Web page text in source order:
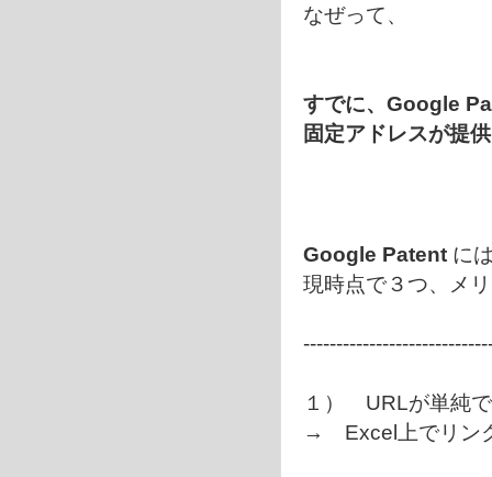
なぜって、
すでに、Google
固定アドレスが提
Google Patent に
現時点で３つ、メ
１） URLが単純
→ Excel上でリン